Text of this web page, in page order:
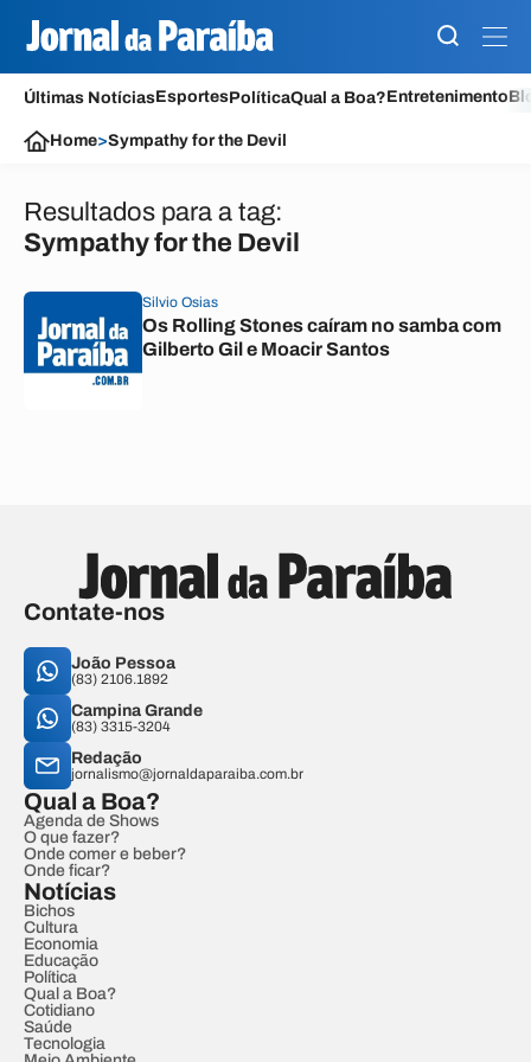
Últimas NotíciasEsportesPolíticaQual a Boa?Entretenimento
Home>Sympathy for the Devil
Resultados para a tag:
Sympathy for the Devil
Silvio Osias
Os Rolling Stones caíram no samba com
Gilberto Gil e Moacir Santos
Contate-nos
João Pessoa
(83) 2106.1892
Campina Grande
(83) 3315-3204
Redação
jornalismo@jornaldaparaiba.com.br
Qual a Boa?
Agenda de Shows
O que fazer?
Onde comer e beber?
Onde ficar?
Notícias
Bichos
Cultura
Economia
Educação
Política
Qual a Boa?
Cotidiano
Saúde
Tecnologia